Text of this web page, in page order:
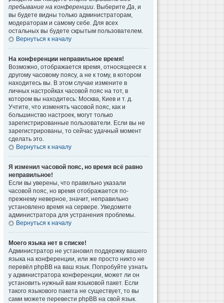
пребывание на конференции. ВыберитеДа, и
вы будете видны только администраторам,
модераторам и самому себе. Для всех
остальных вы будете скрытым пользователем.
Вернуться к началу
На конференции неправильное время!
Возможно, отображается время, относящееся к
другому часовому поясу, а не к тому, в котором
находитесь вы. В этом случае измените в
личных настройках часовой пояс на тот, в
котором вы находитесь: Москва, Киев и т. д.
Учтите, что изменять часовой пояс, как и
большинство настроек, могут только
зарегистрированные пользователи. Если вы не
зарегистрированы, то сейчас удачный момент
сделать это.
Вернуться к началу
Я изменил часовой пояс, но время всё равно
неправильное!
Если вы уверены, что правильно указали
часовой пояс, но время отображается по-
прежнему неверное, значит, неправильно
установлено время на сервере. Уведомите
администратора для устранения проблемы.
Вернуться к началу
Моего языка нет в списке!
Администратор не установил поддержку вашего
языка на конференции, или же просто никто не
перевёл phpBB на ваш язык. Попробуйте узнать
у администратора конференции, может ли он
установить нужный вам языковой пакет. Если
такого языкового пакета не существует, то вы
сами можете перевести phpBB на свой язык.